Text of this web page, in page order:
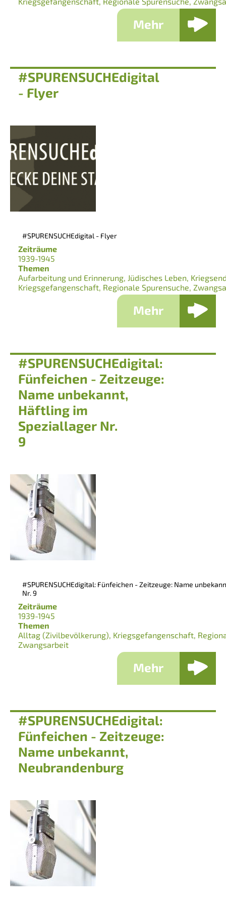
Mehr
#SPURENSUCHEdigital
- Flyer
#SPURENSUCHEdigital - Flyer
Zeiträume
1939-1945
Themen
Aufarbeitung und Erinnerung Jüdisches Leben
Kriegsgefangenschaft Regionale Spurensuche
Mehr
#SPURENSUCHEdigital:
Fünfeichen - Zeitzeuge:
Name unbekannt,
Häftling im
Speziallager Nr.
9
#SPURENSUCHEdigital: Fünfeichen - Zeitzeuge: Name
Nr. 9
Zeiträume
1939-1945
Themen
Alltag (Zivilbevölkerung) Kriegsgefangenschaft
Zwangsarbeit
Mehr
#SPURENSUCHEdigital:
Fünfeichen - Zeitzeuge:
Name unbekannt,
Neubrandenburg